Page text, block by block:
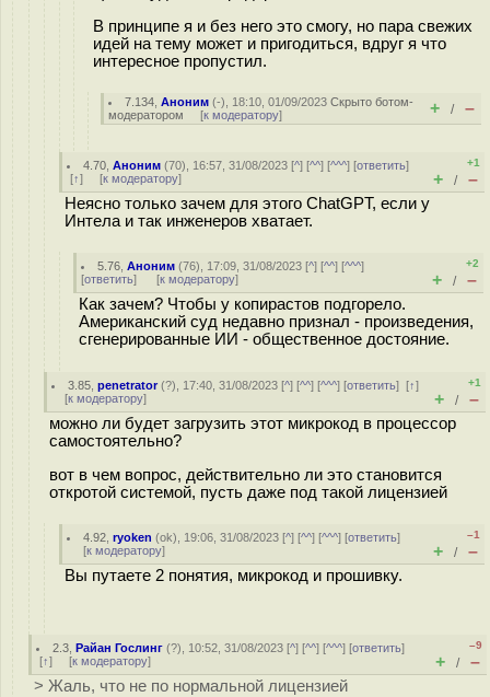
В принципе я и без него это смогу, но пара свежих
идей на тему может и пригодиться, вдруг я что
интересное пропустил.
7.134 ,Аноним (-), 18:10, 01/09/2023Скрыто ботом-
модератором [к модератору] + / –
4.70 ,Аноним (70), 16:57, 31/08/2023 [^] [^^] [^^^] [ответить]
[↑] [к модератору]
+1
+ / –
Неясно только зачем для этого ChatGPT, если у
Интела и так инженеров хватает.
5.76 ,Аноним (76), 17:09, 31/08/2023 [^] [^^] [^^^]
[ответить] [к модератору]
+2
+ / –
Как зачем? Чтобы у копирастов подгорело.
Американский суд недавно признал - произведения,
сгенерированные ИИ - общественное достояние.
3.85 ,penetrator(?), 17:40, 31/08/2023 [^] [^^] [^^^] [ответить][↑]
[к модератору]
+1
+ / –
можно ли будет загрузить этот микрокод в процессор
самостоятельно?
вот в чем вопрос, действительно ли это становится
откротой системой, пусть даже под такой лицензией
4.92 ,ryoken (ok), 19:06, 31/08/2023 [^] [^^] [^^^] [ответить]
[к модератору]
–1
+ / –
Вы путаете 2 понятия, микрокод и прошивку.
2.3 ,Райан Гослинг (?), 10:52, 31/08/2023 [^] [^^] [^^^] [ответить]
[↑] [к модератору]
–9
+ / –
> Жаль, что не по нормальной лицензией